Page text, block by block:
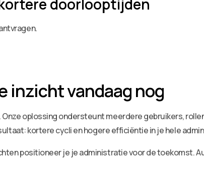
doorlooptijden
inzicht vandaag nog
oplossing ondersteunt meerdere gebruikers,
kortere cycli en hogere efficiëntie in je hele
positioneer je je administratie voor de toekomst.